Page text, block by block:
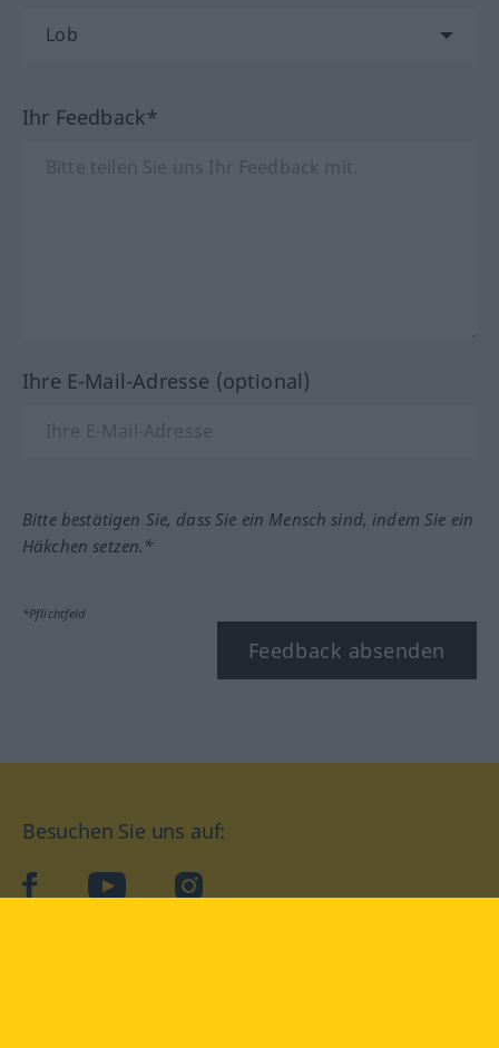
Ihr Feedback*
Ihre E-Mail-Adresse (optional)
Bitte bestätigen Sie, dass Sie ein Mensch sind, indem Sie ein
Häkchen setzen.*
*Pflichtfeld
Feedback absenden
Besuchen Sie uns auf:
facebookYouTube Instagram